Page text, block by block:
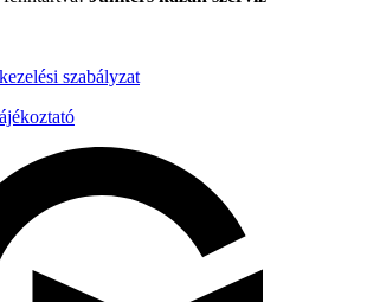
szabályzat